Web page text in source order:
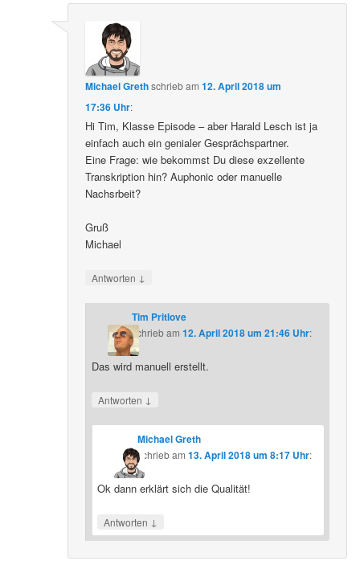
Michael Grethschriebam12. April 2018 um
17:36 Uhr:
Hi Tim, Klasse Episode – aber Harald Lesch ist ja
einfach auch ein genialer Gesprächspartner.
Eine Frage: wie bekommst Du diese exzellente
Transkription hin? Auphonic oder manuelle
Nachsrbeit?
Gruß
Michael
Antworten ↓
Tim Pritlove
schriebam 12. April 2018 um 21:46 Uhr:
Das wird manuell erstellt.
Antworten ↓
Michael Greth
schriebam13. April 2018 um 8:17 Uhr:
Ok dann erklärt sich die Qualität!
Antworten ↓